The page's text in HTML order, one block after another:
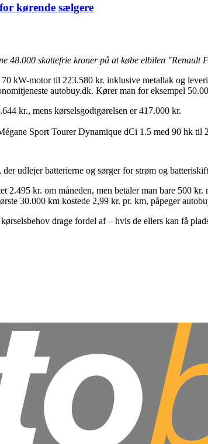
kørende sælgere
48.000 skattefrie kroner på at købe elbilen "Renault
kW-motor til 223.580 kr. inklusive metallak og
autobuy.dk. Kører man for eksempel
kr., mens kørselsgodtgørelsen er 417.000 kr.
Sport Tourer Dynamique dCi 1.5 med 90 hk til
udlejer batterierne og sørger for strøm og
2.495 kr. om måneden, men betaler man bare 500
30.000 km kostede 2,99 kr. pr. km, påpeger
drage fordel af – hvis de ellers kan få